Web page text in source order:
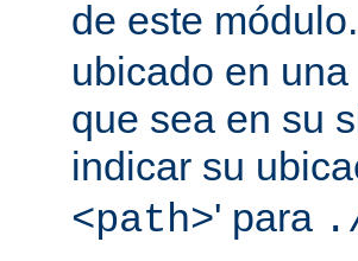
de este
ubicado en
que sea en su
indicar su
<path>' para